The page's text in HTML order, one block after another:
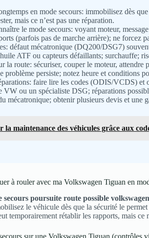
en mode secours: immobilisez dès
mais ce n’est pas une réparation.
le mode secours: voyant moteur,
(parfois pas de marche arrière); ne forcez
défaut mécatronique (DQ200/DSG7)
ATF ou capteurs défaillants; surchauffe;
la route: sécuriser, couper le moteur, attendre
problème persiste; notez heure et conditions
faire lire les codes (ODIS/VCDS) et
VW ou un spécialiste DSG; réparations
mécatronique; obtenir plusieurs devis et une
la maintenance des véhicules grâce aux
à rouler avec ma Volkswagen Tiguan en
secours poursuite route possible
le véhicule dès que la sécurité le
temporairement rétablir les rapports, mais ce
sur une Volkswagen Tiguan (contrôles